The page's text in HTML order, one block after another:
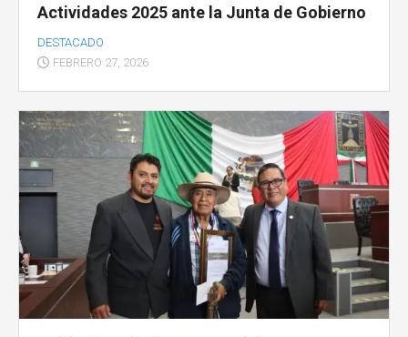
Actividades 2025 ante la Junta de Gobierno
DESTACADO
FEBRERO 27, 2026